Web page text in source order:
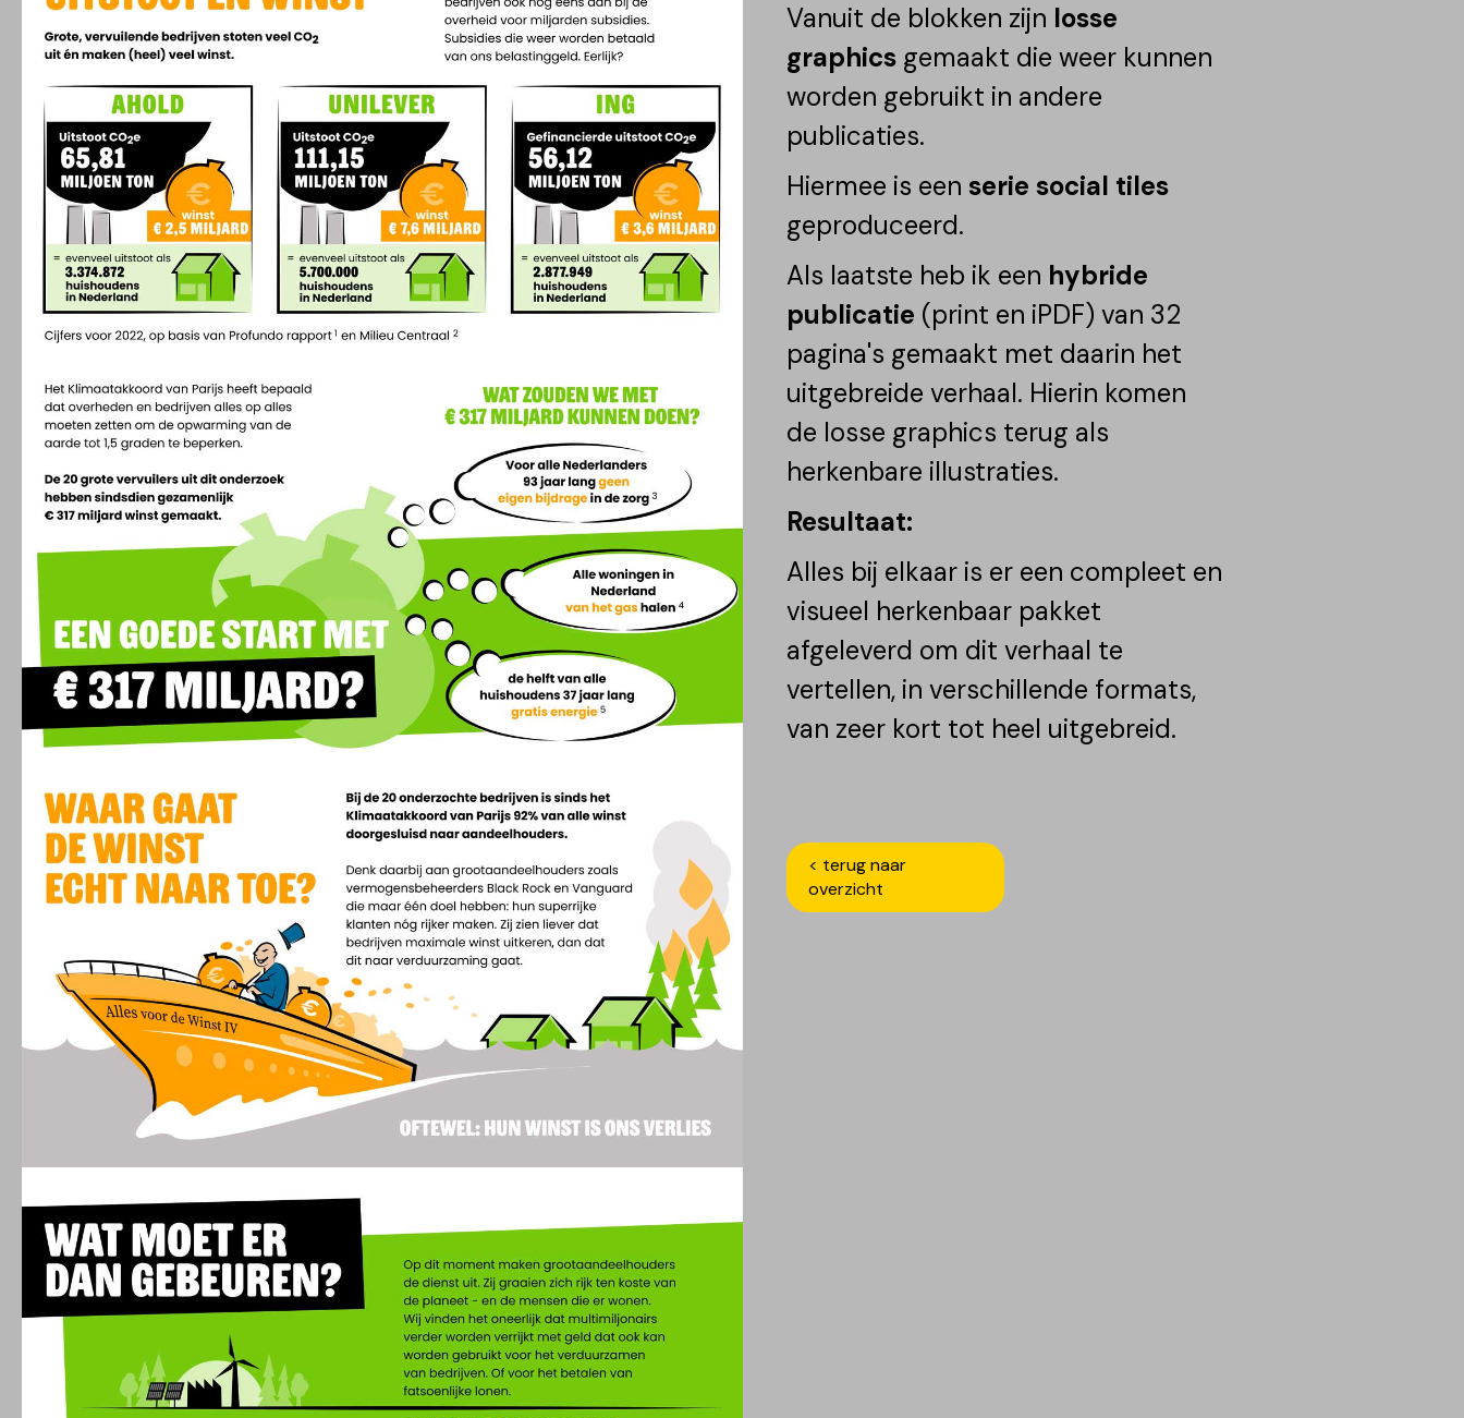
Vanuit de blokken zijn losse
graphics gemaakt die weer kunnen
worden gebruikt in andere
publicaties.
Hiermee is eenserie social tiles
geproduceerd.
Als laatste heb ik een hybride
publicatie (print en iPDF) van 32
pagina's gemaakt met daarin het
uitgebreide verhaal. Hierin komen
de losse graphics terug als
herkenbare illustraties.
Resultaat:
Alles bij elkaar is er een compleet en
visueel herkenbaar pakket
afgeleverd om dit verhaal te
vertellen, in verschillende formats,
van zeer kort tot heel uitgebreid.
< terug naar
overzicht